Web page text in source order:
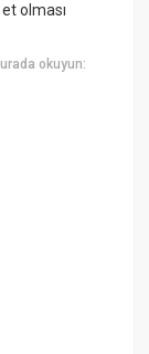
olması
okuyun: